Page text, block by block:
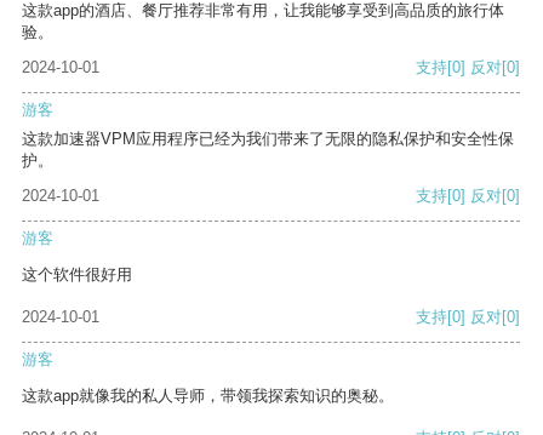
这款app的酒店、餐厅推荐非常有用，让我能够享受到高品质的旅行体
验。
2024-10-01
支持[0] 反对[0]
游客
这款加速器VPM应用程序已经为我们带来了无限的隐私保护和安全性保
护。
2024-10-01
支持[0] 反对[0]
游客
这个软件很好用
2024-10-01 支持[0] 反对[0]
游客
这款app就像我的私人导师，带领我探索知识的奥秘。